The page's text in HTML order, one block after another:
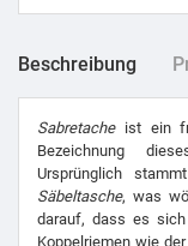
Beschreibung
Sabretacheist ein
Bezeichnung
Ursprünglich
Säbeltasche, was
darauf, dass es
Koppelriemen wie